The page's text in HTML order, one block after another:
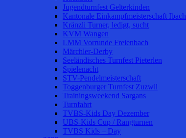
Jugendturnfest Gelterkinden
Kantonale Einkampfmeisterschaft Ibach
Kränzli Turner, ledigt, sucht
KVM Wangen
LMM Vorrunde Freienbach
Märchler-Derby
Seeländisches Turnfest Pieterlen
Spielenacht
STV-Pendelmeisterschaft
Toggenburger Turnfest Zuzwil
Trainingsweekend Sargans
Turnfahrt
TVBS-Kids Day Dezember
UBS-Kids Cup / Rangturnen
TVBS Kids – Day